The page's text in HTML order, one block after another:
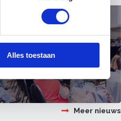
Alles toestaanconvenant
Meer nieuws